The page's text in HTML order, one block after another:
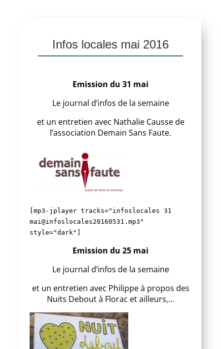
Infos locales mai 2016
Emission du 31 mai
Le journal d’infos de la semaine
et un entretien avec Nathalie Causse de
l’association Demain Sans Faute.
[mp3-jplayer tracks="infoslocales 31
mai@infoslocales20160531.mp3"
style="dark"]
Emission du 25 mai
Le journal d’infos de la semaine
et un entretien avec Philippe à propos des
Nuits Debout à Florac et ailleurs,…